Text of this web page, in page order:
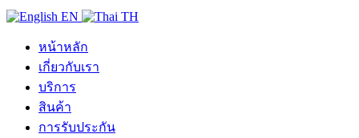
EN TH
หน้าหลัก
เกี่ยวกับเรา
บริการ
สินค้า
การรับประกัน